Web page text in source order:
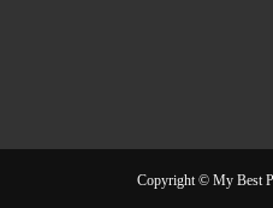
Copyright © My Best